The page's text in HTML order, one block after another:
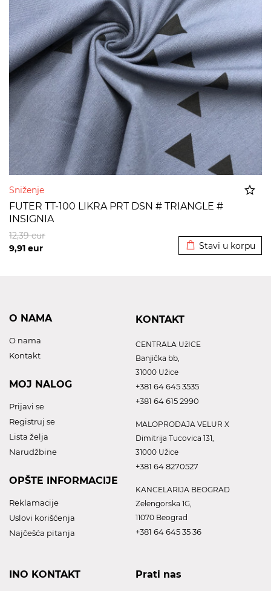
Sniženje
FUTER TT-100 LIKRA PRT DSN # TRIANGLE #
INSIGNIA
9,91 eur
12,39eur
Stavi u korpu
O NAMA
O nama
Kontakt
MOJ NALOG
Prijavi se
Registruj se
Lista želja
Narudžbine
OPŠTE INFORMACIJE
Reklamacije
Uslovi korišćenja
Najčešća pitanja
KONTAKT
CENTRALA UžICE
Banjička bb,
31000 Užice
+381 64 645 3535
+381 64 615 2990
MALOPRODAJA VELUR X
Dimitrija Tucovica 131,
31000 Užice
+381 64 8270527
KANCELARIJA BEOGRAD
Zelengorska 1G,
11070 Beograd
+381 64 645 35 36
INO KONTAKT Prati nas